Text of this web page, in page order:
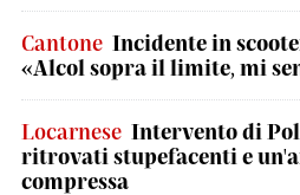
Cantone Incidente in
«Alcol sopra il limite, mi
Locarnese Intervento di
ritrovati stupefacenti e
compressa